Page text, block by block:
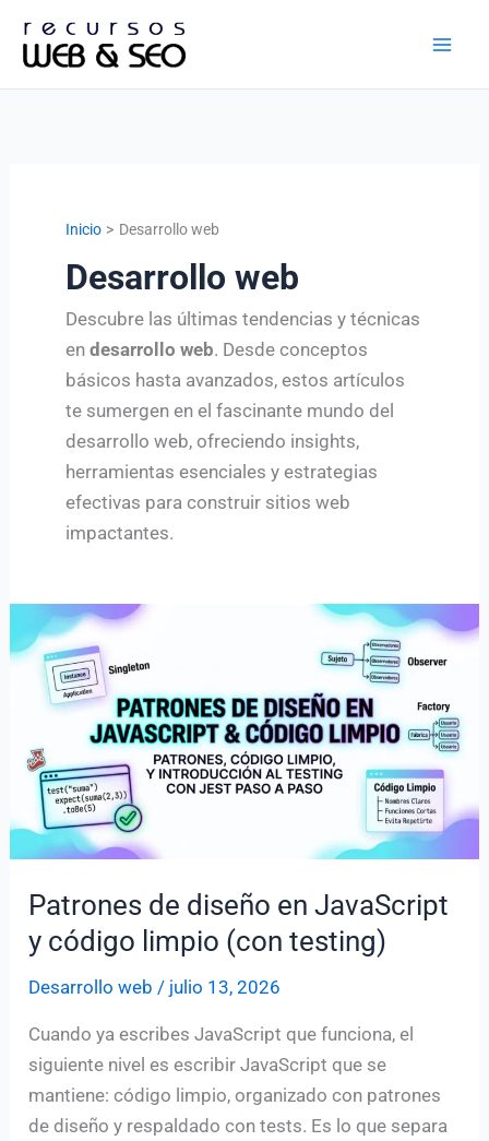
Inicio Desarrollo web
Desarrollo web
Descubre las últimas tendencias y técnicas
endesarrollo web. Desde conceptos
básicos hasta avanzados, estos artículos
te sumergen en el fascinante mundo del
desarrollo web, ofreciendo insights,
herramientas esenciales y estrategias
efectivas para construir sitios web
impactantes.
Patrones de diseño en JavaScript
y código limpio (con testing)
Desarrollo web / julio 13, 2026
Cuando ya escribes JavaScript que funciona, el
siguiente nivel es escribir JavaScript que se
mantiene: código limpio, organizado con patrones
de diseño y respaldado con tests. Es lo que separa